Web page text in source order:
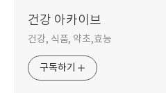
건강 아카이브
건강, 식품, 약초,효능
구독하기